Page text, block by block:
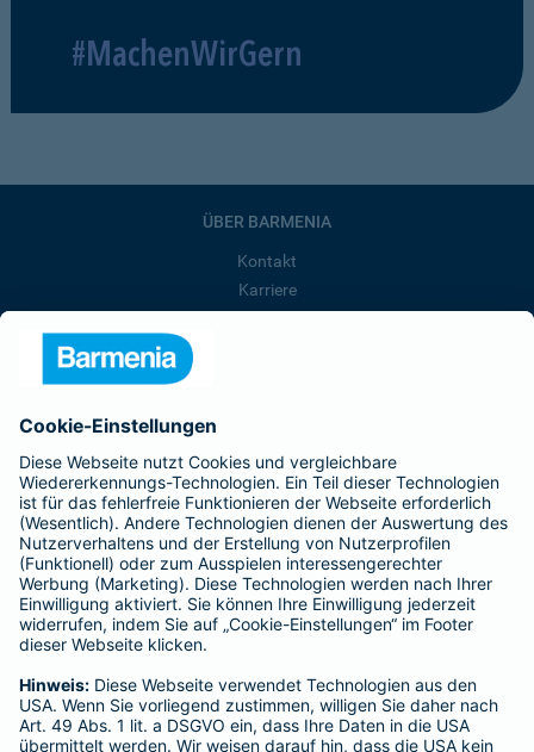
#MachenWirGern
ÜBER BARMENIA
Kontakt
Karriere
Barmenia ist Teil der BarmeniaGothaer
BELIEBTE SEITEN
Kranken-Zusatzversicherung
Tierversicherungen
Haftpflichtversicherung
Hausratversicherung
Adresse ändern
Schaden melden